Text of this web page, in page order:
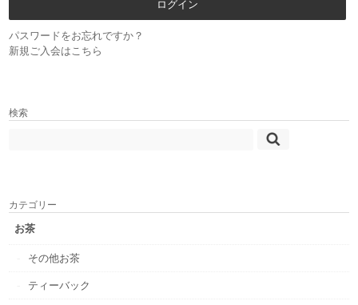
パスワードをお忘れですか？
新規ご入会はこちら
検索
カテゴリー
お茶
その他お茶
ティーバック